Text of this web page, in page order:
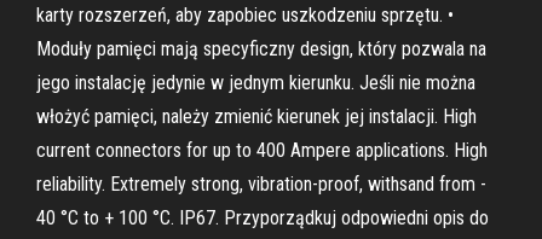
karty rozszerzeń, aby zapobiec uszkodzeniu sprzętu. •
Moduły pamięci mają specyficzny design, który pozwala na
jego instalację jedynie w jednym kierunku. Jeśli nie można
włożyć pamięci, należy zmienić kierunek jej instalacji. High
current connectors for up to 400 Ampere applications. High
reliability. Extremely strong, vibration-proof, withsand from -
40 °C to + 100 °C. IP67. Przyporządkuj odpowiedni opis do